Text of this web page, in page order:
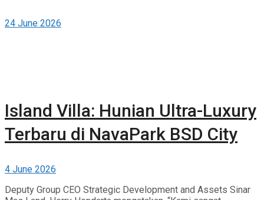
Clubhouse
24 June 2026
Island Villa: Hunian Ultra-Luxury
Terbaru di NavaPark BSD City
4 June 2026
Deputy Group CEO Strategic Development and Assets Sinar